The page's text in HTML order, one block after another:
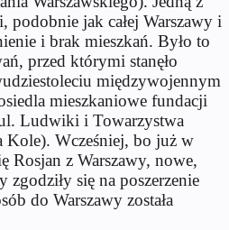
podobnie jak całej Warszawy i
i brak mieszkań. Było to
przed którymi stanęło
międzywojennym
mieszkaniowe fundacji
Ludwiki i Towarzystwa
Kole). Wcześniej, bo już w
Rosjan z Warszawy, nowe,
zgodziły się na poszerzenie
do Warszawy została